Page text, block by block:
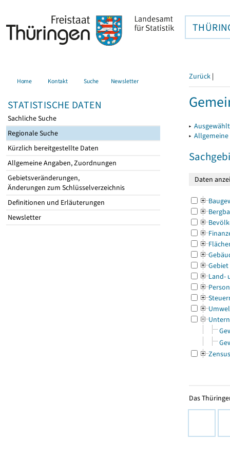
Home Kontakt Suche Newsletter
STATISTISCHE DATEN
Sachliche Suche
Regionale Suche
Kürzlich bereitgestellte Daten
Allgemeine Angaben, Zuordnungen
Gebietsveränderungen,
Änderungen zum Schlüsselverzeichnis
Definitionen und Erläuterungen
Newsletter
Zurück |
▸
▸
Gebiet
Land-
Zensus
Das